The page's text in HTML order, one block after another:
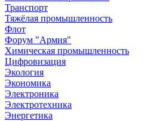
Транспорт
Тяжёлая промышленность
Флот
Форум "Армия"
Химическая промышленность
Цифровизация
Экология
Экономика
Электроника
Электротехника
Энергетика